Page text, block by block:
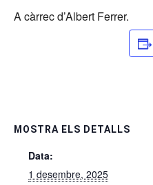
A càrrec d’Albert Ferrer.
MOSTRA ELS DETALLS
Data:
1 desembre, 2025